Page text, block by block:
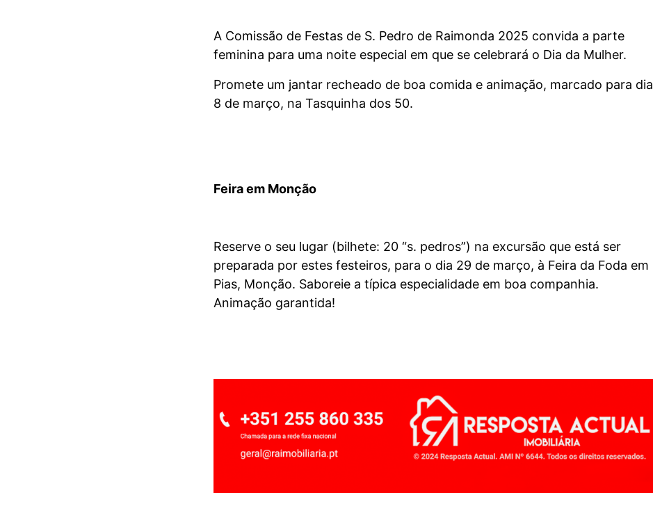
A Comissão de Festas de S. Pedro de Raimonda 2025 convida a parte
feminina para uma noite especial em que se celebrará o Dia da Mulher.
Promete um jantar recheado de boa comida e animação, marcado para dia
8 de março, na Tasquinha dos 50.
Feira em Monção
Reserve o seu lugar (bilhete: 20 “s. pedros”) na excursão que está ser
preparada por estes festeiros, para o dia 29 de março, à Feira da Foda em
Pias, Monção. Saboreie a típica especialidade em boa companhia.
Animação garantida!